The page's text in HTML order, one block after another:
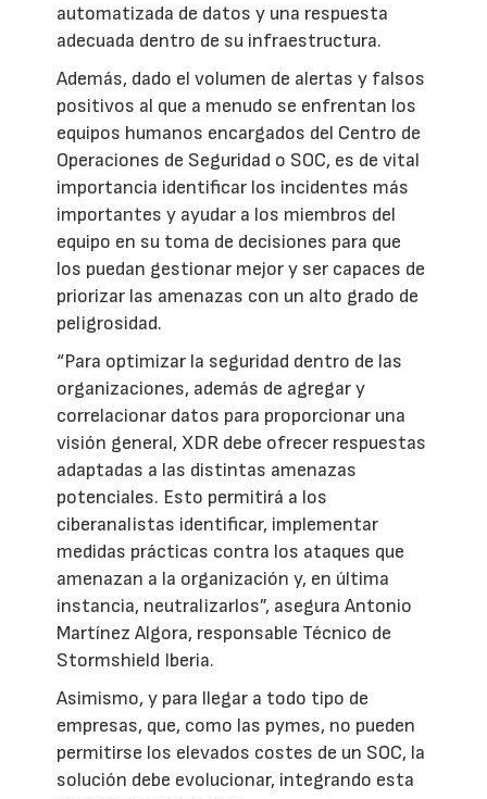
automatizada de datos y una respuesta
adecuada dentro de su infraestructura.
Además, dado el volumen de alertas y falsos
positivos al que a menudo se enfrentan los
equipos humanos encargados del Centro de
Operaciones de Seguridad o SOC, es de vital
importancia identificar los incidentes más
importantes y ayudar a los miembros del
equipo en su toma de decisiones para que
los puedan gestionar mejor y ser capaces de
priorizar las amenazas con un alto grado de
peligrosidad.
“Para optimizar la seguridad dentro de las
organizaciones, además de agregar y
correlacionar datos para proporcionar una
visión general, XDR debe ofrecer respuestas
adaptadas a las distintas amenazas
potenciales. Esto permitirá a los
ciberanalistas identificar, implementar
medidas prácticas contra los ataques que
amenazan a la organización y, en última
instancia, neutralizarlos”, asegura Antonio
Martínez Algora, responsable Técnico de
Stormshield Iberia.
Asimismo, y para llegar a todo tipo de
empresas, que, como las pymes, no pueden
permitirse los elevados costes de un SOC, la
solución debe evolucionar, integrando esta